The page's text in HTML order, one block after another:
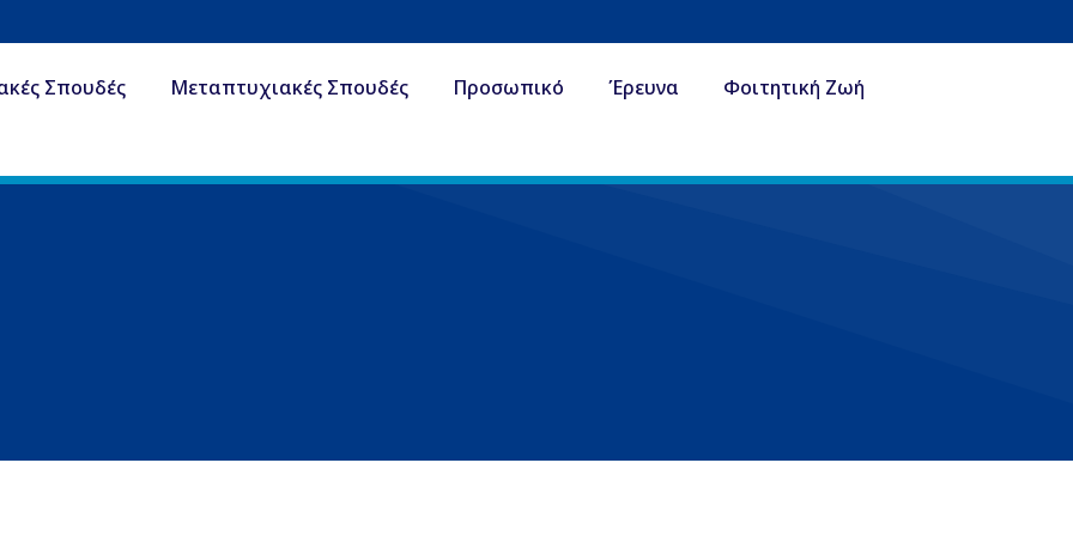
Σπουδές Μεταπτυχιακές Σπουδές Προσωπικό Έρευνα
Φοιτητική Ζωή